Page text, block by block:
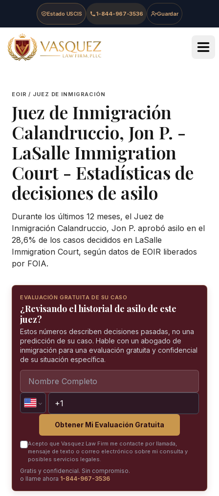
Skip to main content
Skip to navigation
Skip to footer
Estado USCIS 1-844-967-3536 Guardar
Vasquez Law Firm - Home
EOIR / JUEZ DE INMIGRACIÓN
Juez de Inmigración
Calandruccio, Jon P. -
LaSalle Immigration
Court - Estadísticas de
decisiones de asilo
Durante los últimos 12 meses, el Juez de
Inmigración Calandruccio, Jon P. aprobó asilo en el
28,6% de los casos decididos en LaSalle
Immigration Court, según datos de EOIR liberados
por FOIA.
EVALUACIÓN GRATUITA DE SU CASO
¿Revisando el historial de asilo de este
juez?
Estos números describen decisiones pasadas, no una
predicción de su caso. Hable con un abogado de
inmigración para una evaluación gratuita y confidencial
de su situación específica.
Obtener Mi Evaluación Gratuita
Acepto que Vasquez Law Firm me contacte por llamada,
mensaje de texto o correo electrónico sobre mi consulta y
posibles servicios legales.
Gratis y confidencial. Sin compromiso.
o llame ahora 1-844-967-3536